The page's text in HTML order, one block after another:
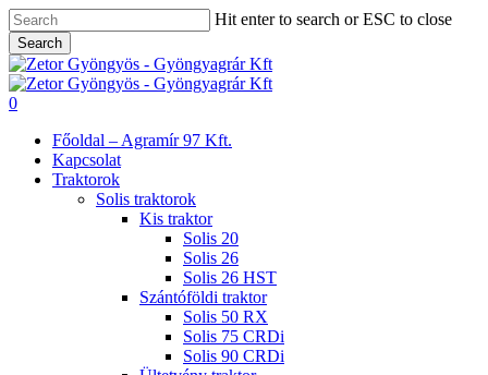
Skip
to
main
content
Hit enter to search or ESC to close
Search
Close
Search
search
0
Főoldal – Agramír 97 Kft.
Kapcsolat
Traktorok
Solis traktorok
Kis traktor
Solis 20
Solis 26
Solis 26 HST
Szántóföldi traktor
Solis 50 RX
Solis 75 CRDi
Solis 90 CRDi